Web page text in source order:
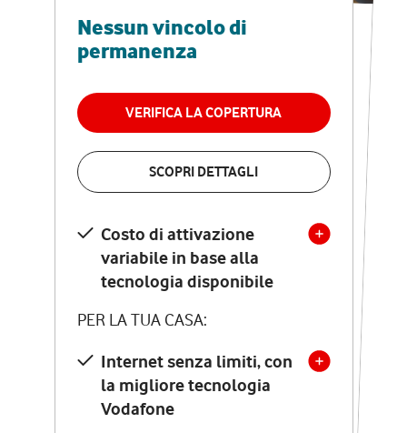
Nessun vincolo di
permanenza
VERIFICA LA COPERTURA
SCOPRI DETTAGLI
Costo di attivazione
variabile in base alla
tecnologia disponibile
PER LA TUA CASA:
Internet senza limiti, con
la migliore tecnologia
Vodafone
RETE FISSA + VODAFONE CLUB
29,95€
permanenza
VERIFICA LA COPERTURA
Costo di attivazione
variabile in base alla
tecnologia disponibile
PER LA TUA CASA:
Internet senza limiti, con
la migliore tecnologia
Vodafone
Modem Seven con Wi-Fi 7